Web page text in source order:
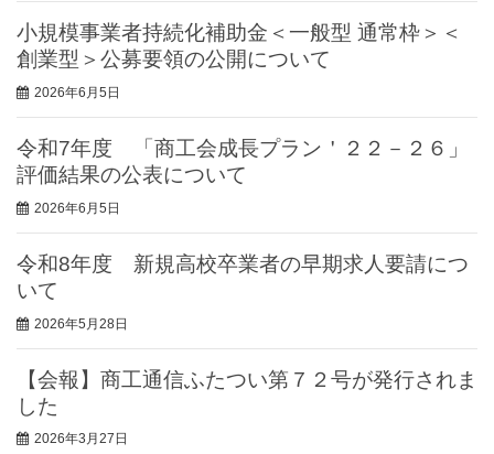
小規模事業者持続化補助金＜一般型 通常枠＞＜
創業型＞公募要領の公開について
2026年6月5日
令和7年度 「商工会成長プラン＇２２－２６」
評価結果の公表について
2026年6月5日
令和8年度 新規高校卒業者の早期求人要請につ
いて
2026年5月28日
【会報】商工通信ふたつい第７２号が発行されま
した
2026年3月27日